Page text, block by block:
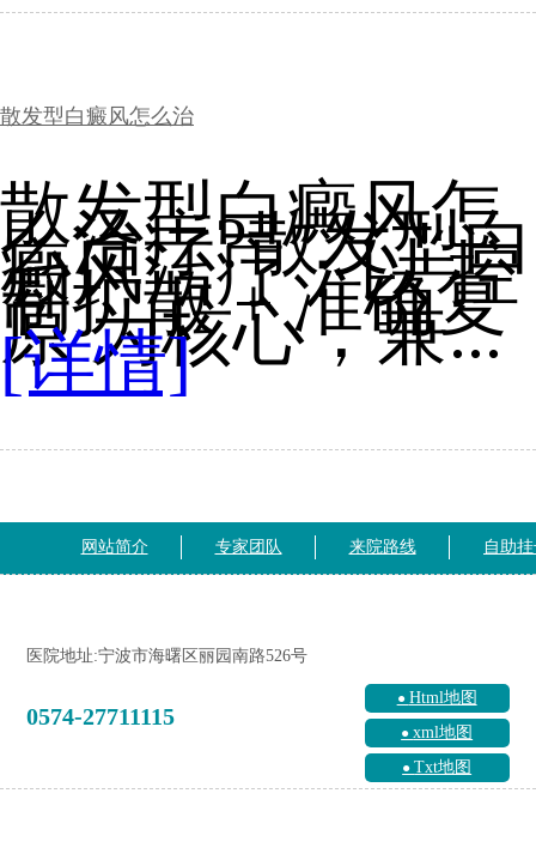
散发型白癜风怎么治
散发型白癜风怎
么治疗?散发型白
癜风治疗：以 控
制扩散 + 准确复
原 为核心，兼...
[详情]
网站简介 专家团队 来院路线 自助
医院地址:宁波市海曙区丽园南路526号
0574-27711115
Html地图
xml地图
Txt地图